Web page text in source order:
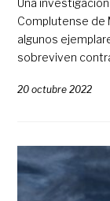
Una
Complutense de
algunos
sobreviven
20 octubre 2022